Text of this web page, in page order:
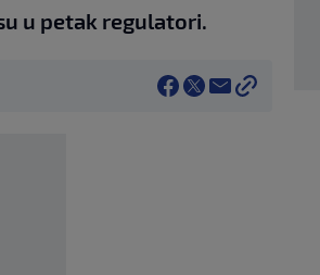
u petak regulatori.